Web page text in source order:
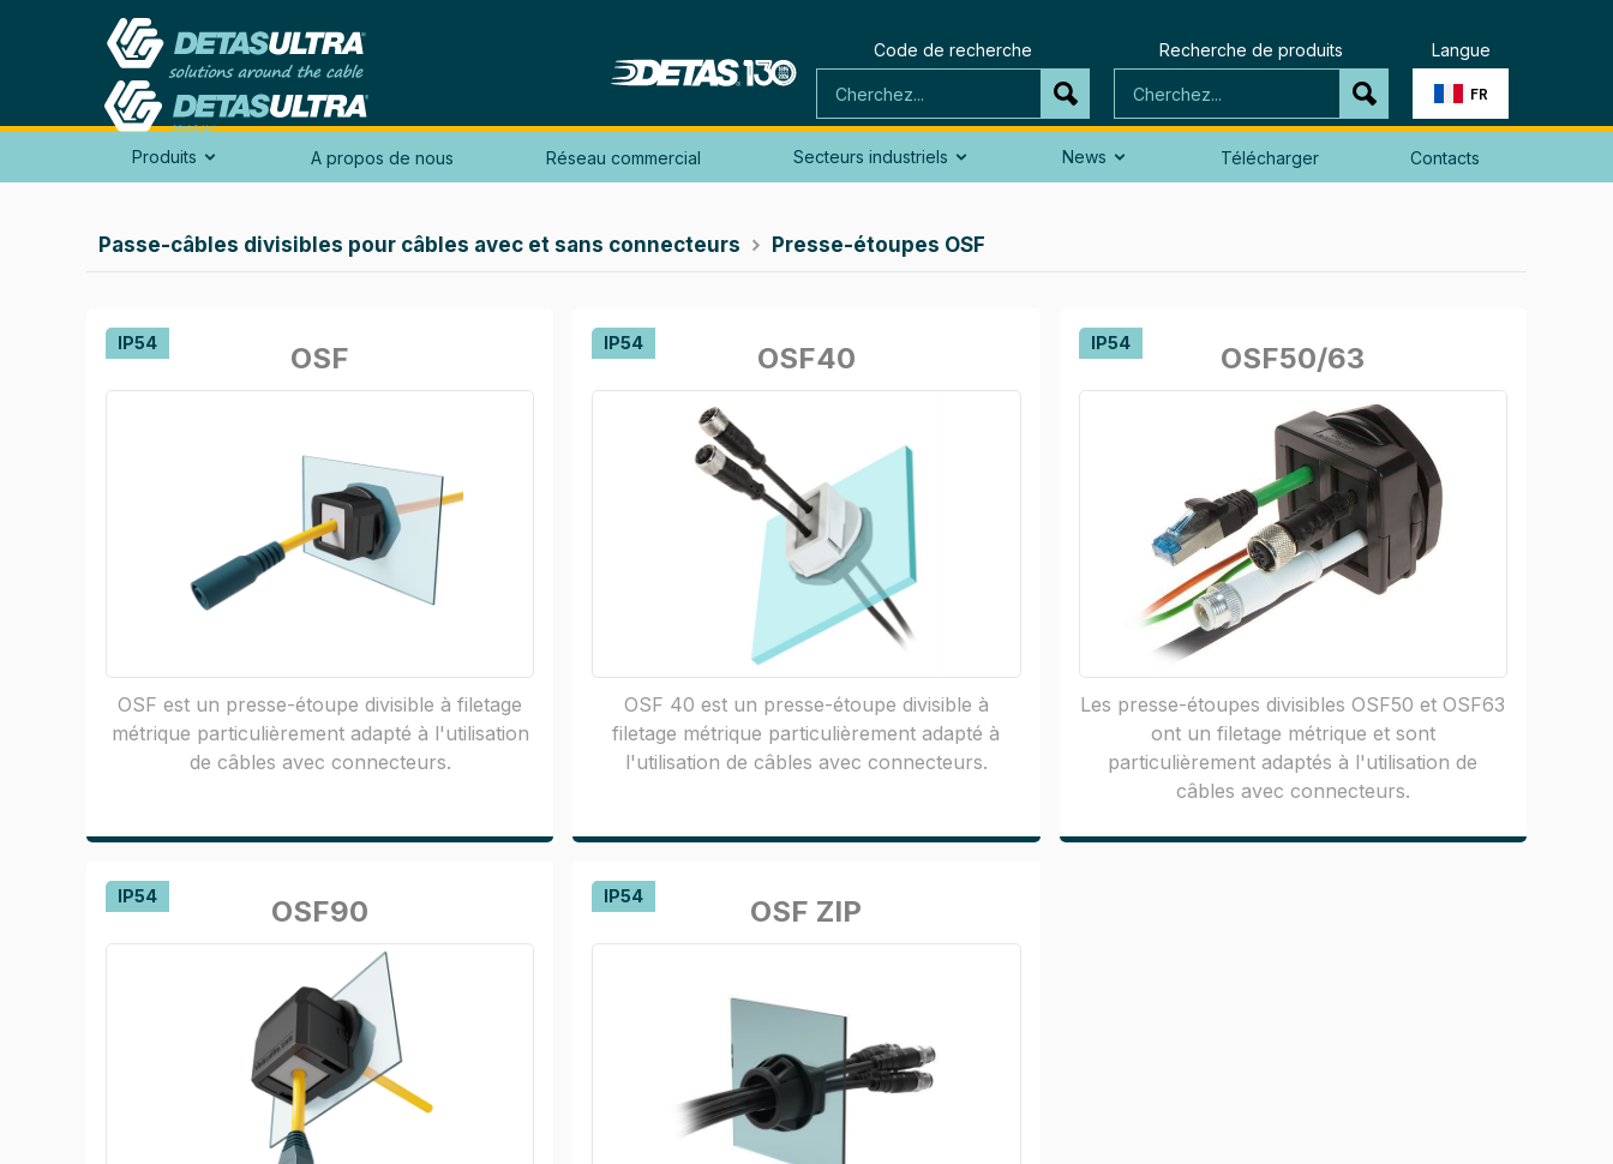
Code de recherche Recherche de produits Langue
FR
Produits  A propos de nous Réseau commercial Secteurs industriels  News  Télécharger Contacts
Passe-câbles divisibles pour câbles avec et sans connecteurs  Presse-étoupes OSF
OSF
OSF est un presse-étoupe divisible à filetage
métrique particulièrement adapté à l'utilisation
de câbles avec connecteurs.
IP54 OSF40
OSF 40 est un presse-étoupe divisible à
filetage métrique particulièrement adapté à
l'utilisation de câbles avec connecteurs.
IP54 OSF50/63
Les presse-étoupes divisibles OSF50 et OSF63
ont un filetage métrique et sont
particulièrement adaptés à l'utilisation de
câbles avec connecteurs.
IP54
OSF90
IP54 OSF ZIP
IP54